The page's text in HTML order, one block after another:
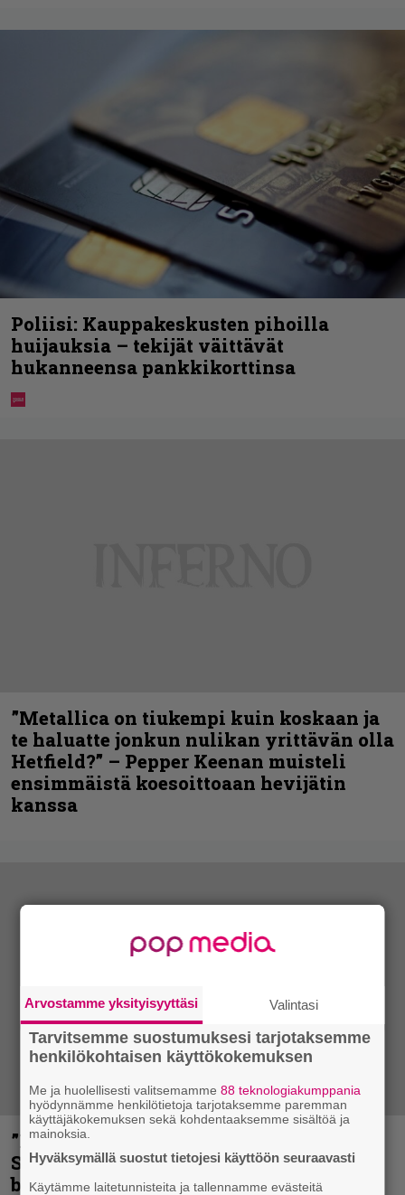
Poliisi: Kauppakeskusten pihoilla
huijauksia – tekijät väittävät
hukanneensa pankkikorttinsa
”Metallica on tiukempi kuin koskaan ja
te haluatte jonkun nulikan yrittävän olla
Hetfield?” – Pepper Keenan muisteli
ensimmäistä koesoittoaan hevijätin
kanssa
”He ovat tuoneet soittoon jotain uutta” –
Sepulturan Andreas Kisser nimeää
bändin, jonka riffit ovat tehneet
Arvostamme yksityisyyttäsi Valintasi
Tarvitsemme suostumuksesi tarjotaksemme
henkilökohtaisen käyttökokemuksen
Me ja huolellisesti valitsemamme88 teknologiakumppania
hyödynnämme henkilötietoja tarjotaksemme paremman
käyttäjäkokemuksen sekä kohdentaaksemme sisältöä ja
mainoksia.
Hyväksymällä suostut tietojesi käyttöön seuraavasti
Käytämme laitetunnisteita ja tallennamme evästeitä